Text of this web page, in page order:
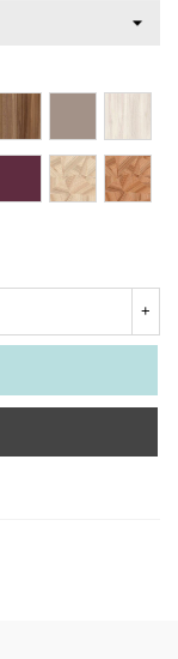
BerenjenaCrack
Nature
Crack
Nogal
+